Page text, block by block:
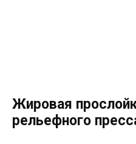
Жировая
рельефного